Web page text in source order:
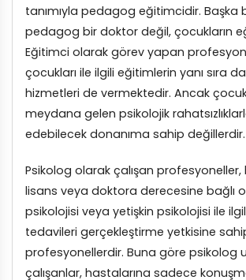
tanımıyla pedagog eğitimcidir. Başka
pedagog bir doktor değil, çocukların
Eğitimci olarak görev yapan
çocukları ile ilgili eğitimlerin yanı sıra
hizmetleri de vermektedir. Ancak
meydana gelen psikolojik
edebilecek donanıma sahip değillerdir.
Psikolog olarak çalışan profesyoneller,
lisans veya doktora derecesine bağlı
psikolojisi veya yetişkin psikolojisi ile
tedavileri gerçekleştirme yetkisine
profesyonellerdir. Buna göre psikolog
çalışanlar, hastalarına sadece